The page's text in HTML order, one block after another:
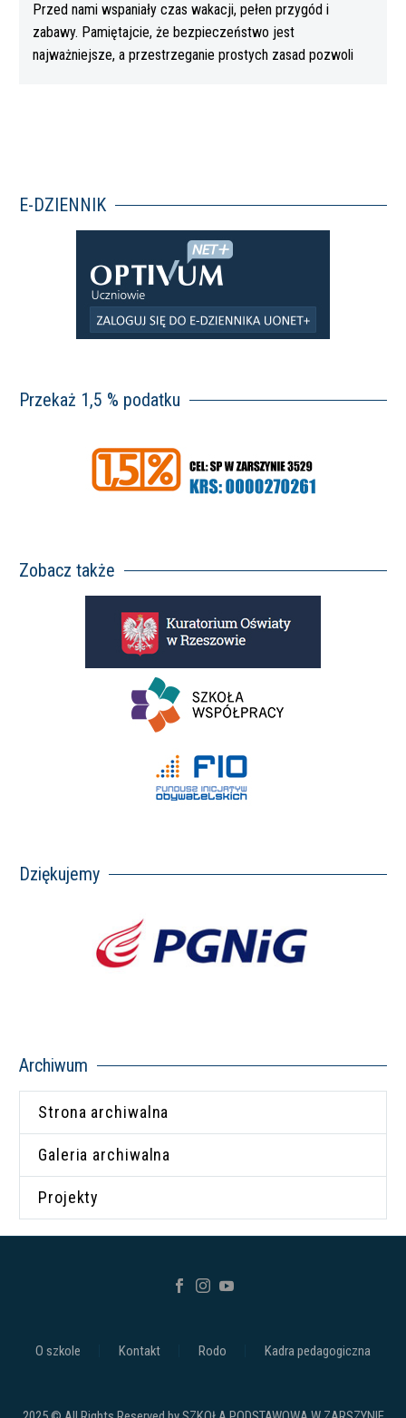
Przed nami wspaniały czas wakacji, pełen przygód i
zabawy. Pamiętajcie, że bezpieczeństwo jest
najważniejsze, a przestrzeganie prostych zasad pozwoli
E-DZIENNIK
Przekaż 1,5 % podatku
Zobacz także
Dziękujemy
Archiwum
Strona archiwalna
Galeria archiwalna
Projekty
O szkole Kontakt Rodo Kadra pedagogiczna